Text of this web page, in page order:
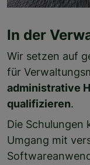
In der
Wir setzen auf
für
administrative
qualifizieren.
Die Schulungen
Umgang mit